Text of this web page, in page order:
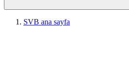
SVB ana sayfa